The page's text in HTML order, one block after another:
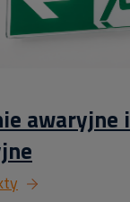
awaryjne i